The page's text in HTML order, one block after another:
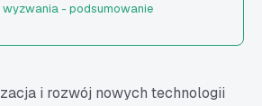
wyzwania - podsumowanie
i rozwój nowych technologii